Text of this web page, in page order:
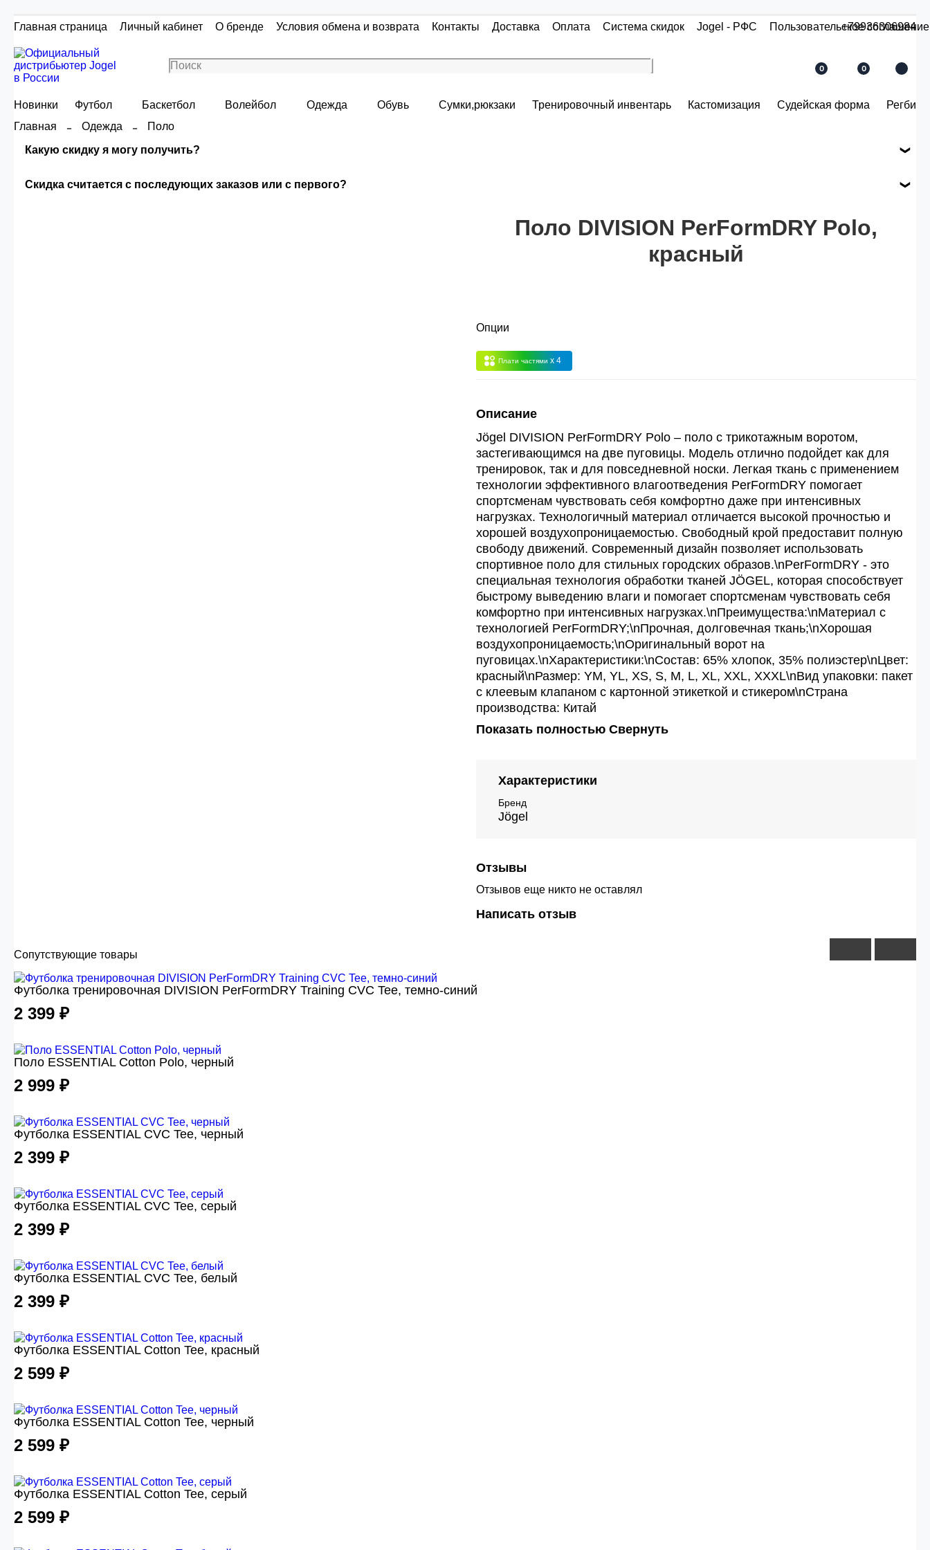
Главная страница Личный кабинет О бренде Условия обмена и возврата Контакты Доставка Оплата Система скидок Jogel - РФС Пользовательское соглашение
+79936306984
0 0
Новинки Футбол Баскетбол Волейбол Одежда Обувь Сумки,рюкзаки Тренировочный инвентарь Кастомизация Судейская форма
Регби
Главная
Одежда
Поло
Какую скидку я могу получить?
Сумма скидки зависит от стоимости вашего заказа, общая сумма заказа считается по розничной цене
- сумма всех заказов за 6 месяцев 80.000 рублей
сумма всех заказов за 6 месяцев - 400.000 рублей.
Скидка считается с последующих заказов или с первого?
Поло DIVISION PerFormDRY Polo,
красный
Опции
Плати частями x 4
Описание
Jögel DIVISION PerFormDRY Polo – поло с трикотажным воротом,
застегивающимся на две пуговицы. Модель отлично подойдет как для
тренировок, так и для повседневной носки. Легкая ткань с применением
технологии эффективного влагоотведения PerFormDRY помогает
спортсменам чувствовать себя комфортно даже при интенсивных
нагрузках. Технологичный материал отличается высокой прочностью и
хорошей воздухопроницаемостью. Свободный крой предоставит полную
свободу движений. Современный дизайн позволяет использовать
спортивное поло для стильных городских образов.\nPerFormDRY - это
специальная технология обработки тканей JÖGEL, которая способствует
быстрому выведению влаги и помогает спортсменам чувствовать себя
комфортно при интенсивных нагрузках.\nПреимущества:\nМатериал с
технологией PerFormDRY;\nПрочная, долговечная ткань;\nХорошая
воздухопроницаемость;\nОригинальный ворот на
пуговицах.\nХарактеристики:\nСостав: 65% хлопок, 35% полиэстер\nЦвет:
красный\nРазмер: YM, YL, XS, S, M, L, XL, XXL, XXXL\nВид упаковки: пакет
с клеевым клапаном с картонной этикеткой и стикером\nСтрана
производства: Китай
Показать полностью Свернуть
Характеристики
Бренд
Jögel
Отзывы
Отзывов еще никто не оставлял
Написать отзыв
Сопутствующие товары
Футболка тренировочная DIVISION PerFormDRY Training CVC Tee, темно-синий
2 399 ₽
Поло ESSENTIAL Cotton Polo, черный
2 999 ₽
Футболка ESSENTIAL CVC Tee, черный
2 399 ₽
Футболка ESSENTIAL CVC Tee, серый
2 399 ₽
Футболка ESSENTIAL CVC Tee, белый
2 399 ₽
Футболка ESSENTIAL Cotton Tee, красный
2 599 ₽
Футболка ESSENTIAL Cotton Tee, черный
2 599 ₽
Футболка ESSENTIAL Cotton Tee, серый
2 599 ₽